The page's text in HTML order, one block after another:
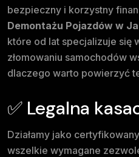
bezpieczny i korzystny
Demontażu Pojazdów w
które od lat specjalizuje się
złomowaniu samochodów
dlaczego warto powierzyć
✅ Legalna
Działamy jako certyfikowany
wszelkie wymagane